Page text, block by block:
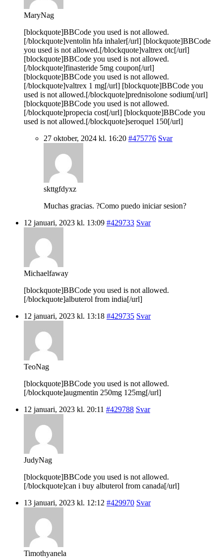
MaryNag
[blockquote]BBCode you used is not allowed.
[/blockquote]ventolin hfa inhaler[/url] [blockquote]BBCode
you used is not allowed.[/blockquote]valtrex otc[/url]
[blockquote]BBCode you used is not allowed.
[/blockquote]finasteride 5mg coupon[/url]
[blockquote]BBCode you used is not allowed.
[/blockquote]valtrex 1 mg[/url] [blockquote]BBCode you
used is not allowed.[/blockquote]prednisolone sodium[/url]
[blockquote]BBCode you used is not allowed.
[/blockquote]propecia cost[/url] [blockquote]BBCode you
used is not allowed.[/blockquote]seroquel 150[/url]
27 oktober, 2024 kl. 16:20 #475776 Svar
skttgfdyxz
Muchas gracias. ?Como puedo iniciar sesion?
12 januari, 2023 kl. 13:09 #429733 Svar
Michaelfaway
[blockquote]BBCode you used is not allowed.
[/blockquote]albuterol from india[/url]
12 januari, 2023 kl. 13:18 #429735 Svar
TeoNag
[blockquote]BBCode you used is not allowed.
[/blockquote]augmentin 250mg 125mg[/url]
12 januari, 2023 kl. 20:11 #429788 Svar
JudyNag
[blockquote]BBCode you used is not allowed.
[/blockquote]can i buy albuterol from canada[/url]
13 januari, 2023 kl. 12:12 #429970 Svar
Timothyanela